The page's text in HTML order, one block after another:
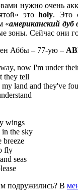
нужно очень
этоholy. Это
«американский дуб
зоны. Сейчас они
Аббы – 77-ую –
now I'm under
they tell
my land and they've
wings
the sky
breeze
fly
seas
подружились? В